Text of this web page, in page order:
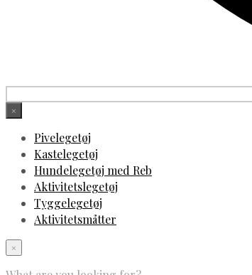
×
Pivelegetøj
Kastelegetøj
Hundelegetøj med Reb
Aktivitetslegetøj
Tyggelegetøj
Aktivitetsmåtter
×